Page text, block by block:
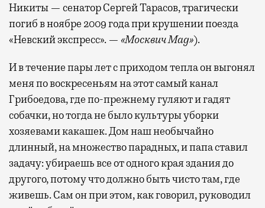
Никиты — сенатор Сергей Тарасов, трагически
погиб в ноябре 2009 года при крушении поезда
«Невский экспресс». — «Москвич Mag»).
И в течение пары лет с приходом тепла он выгонял
меня по воскресеньям на этот самый канал
Грибоедова, где по-прежнему гуляют и гадят
собачки, но тогда не было культуры уборки
хозяевами какашек. Дом наш необычайно
длинный, на множество парадных, и папа ставил
задачу: убираешь все от одного края здания до
другого, потому что должно быть чисто там, где
живешь. Сам он при этом, как говорил, руководил